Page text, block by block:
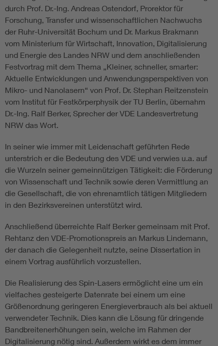
durch Prof. Dr.-Ing. Andreas Ostendorf, Prorektor für
Forschung, Transfer und wissenschaftlichen Nachwuchs
der Ruhr-Universität Bochum und Dr. Markus Brakmann
vom Ministerium für Wirtschaft, Innovation, Digitalisierung
und Energie des Landes NRW und dem anschließenden
Festvortrag mit dem Thema „Kleiner, schneller, smarter:
Aktuelle Entwicklungen und Anwendungsperspektiven von
Mikro- und Nanolasern“ von Prof. Dr. Stephan Reitzenstein
vom Institut für Festkörperphysik der TU Berlin, übernahm
Dr.-Ing. Ralf Berker, Sprecher der VDE Landesvertretung
NRW das Wort.
In seiner wie immer mit Leidenschaft geführten Rede
unterstrich er die Bedeutung des VDE und verwies u.a. auf
die Wurzeln seiner gemeinnützigen Tätigkeit: die Förderung
von Wissenschaft und Technik sowie deren Vermittlung an
die Gesellschaft, die von ehrenamtlich tätigen Mitgliedern
in den Bezirksvereinen unterstützt wird.
Anschließend überreichte Ralf Berker gemeinsam mit Prof.
Rehtanz den VDE-Promotionspreis an Markus Lindemann,
der danach die Gelegenheit nutzte, seine Dissertation in
einem Vortrag ausführlich vorzustellen.
Die Realisierung des Spin-Lasers ermöglicht eine um ein
vielfaches gesteigerte Datenrate bei einem um eine
Größenordnung geringeren Energieverbrauch als bei aktuell
verwendeter Technik. Dies kann die Lösung für dringende
Bandbreitenerhöhungen sein, welche im Rahmen der
Digitalisierung nötig sind. Außerdem wirkt es dem immer